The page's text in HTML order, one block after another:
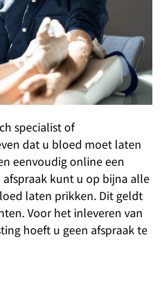
specialist of
dat u bloed moet laten
eenvoudig online een
kunt u op bijna alle
laten prikken. Dit geldt
Voor het inleveren van
hoeft u geen afspraak te